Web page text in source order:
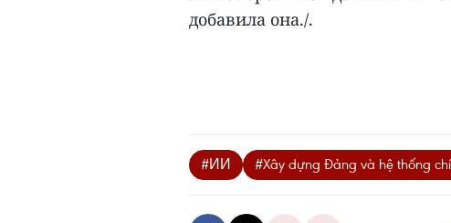
добавила она./.
#ИИ #Xây dựng Đảng và hệ thống